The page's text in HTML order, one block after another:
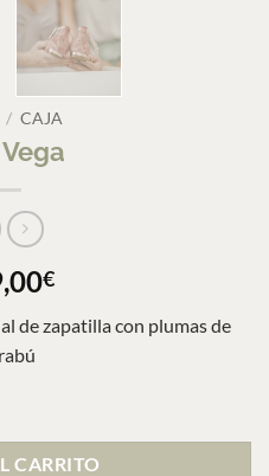
/ CAJA
€
de zapatilla con plumas de
CARRITO